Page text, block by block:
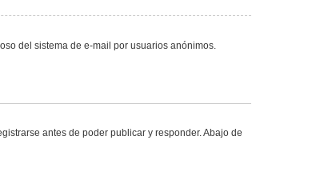
del sistema de e-mail por usuarios anónimos.
antes de poder publicar y responder. Abajo de